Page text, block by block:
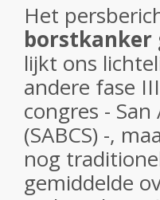
Het
borstkanker
lijkt ons
andere fase
congres -
(SABCS) -,
nog
gemiddelde